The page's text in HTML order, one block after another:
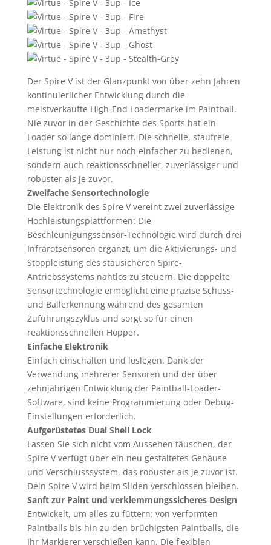
Der Spire V ist der Glanzpunkt von über zehn Jahren
kontinuierlicher Entwicklung durch die
meistverkaufte High-End Loadermarke im Paintball.
Nie zuvor in der Geschichte des Sports hat ein
Loader so lange dominiert. Die schnelle, staufreie
Leistung ist nicht nur noch einfacher zu bedienen,
sondern auch reaktionsschneller, zuverlässiger und
robuster als je zuvor.
Zweifache Sensortechnologie
Die Elektronik des Spire V vereint zwei zuverlässige
Hochleistungsplattformen: Die
Beschleunigungssensor-Technologie wird durch drei
Infrarotsensoren ergänzt, um die Aktivierungs- und
Stoppleistung des stausicheren Spire-
Antriebssystems nahtlos zu steuern. Die doppelte
Sensortechnologie ermöglicht eine präzise Schuss-
und Ballerkennung während des gesamten
Zuführungszyklus und sorgt so für einen
reaktionsschnellen Hopper.
Einfache Elektronik
Einfach einschalten und loslegen. Dank der
Verwendung mehrerer Sensoren und der über
zehnjährigen Entwicklung der Paintball-Loader-
Software, sind keine Programmierung oder Debug-
Einstellungen erforderlich.
Aufgerüstetes Dual Shell Lock
Lassen Sie sich nicht vom Aussehen täuschen, der
Spire V verfügt über ein neu gestaltetes Gehäuse
und Verschlusssystem, das robuster als je zuvor ist.
Dein Spire V wird beim Sliden verschlossen bleiben.
Sanft zur Paint und verklemmungssicheres Design
Entwickelt, um alles zu füttern: von verformten
Paintballs bis hin zu den brüchigsten Paintballs, die
Ihr Markierer verschießen kann. Die flexiblen